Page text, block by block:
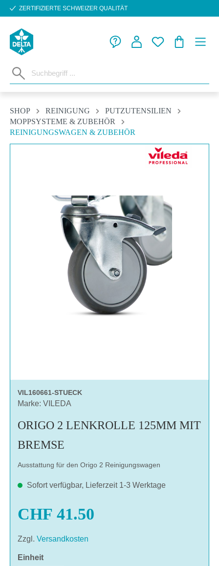
Zum Hauptinhalt springen
ZERTIFIZIERTE SCHWEIZER QUALITÄT
SHOP REINIGUNG
PUTZUTENSILIEN
MOPPSYSTEME & ZUBEHÖR
REINIGUNGSWAGEN & ZUBEHÖR
VIL160661-STUECK
Marke: VILEDA
ORIGO 2 LENKROLLE 125MM MIT
BREMSE
Ausstattung für den Origo 2 Reinigungswagen
Sofort verfügbar, Lieferzeit 1-3 Werktage
CHF 41.50
Zzgl. Versandkosten
Einheitauswählen